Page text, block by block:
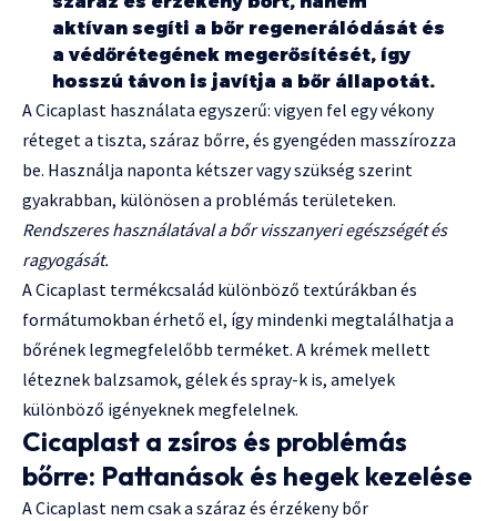
aktívan segíti a bőr regenerálódását és
a védőrétegének megerősítését, így
hosszú távon is javítja a bőr állapotát.
A Cicaplast használata egyszerű: vigyen fel egy vékony
réteget a tiszta, száraz bőrre, és gyengéden masszírozza
be. Használja naponta kétszer vagy szükség szerint
gyakrabban, különösen a problémás területeken.
Rendszeres használatával a bőr visszanyeri egészségét és
ragyogását.
A Cicaplast termékcsalád különböző textúrákban és
formátumokban érhető el, így mindenki megtalálhatja a
bőrének legmegfelelőbb terméket. A krémek mellett
léteznek balzsamok, gélek és spray-k is, amelyek
különböző igényeknek megfelelnek.
Cicaplast a zsíros és problémás
bőrre: Pattanások és hegek kezelése
A Cicaplast nem csak a száraz és érzékeny bőr